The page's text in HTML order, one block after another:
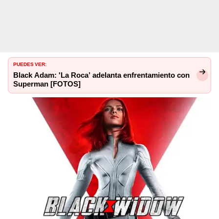
PUEDES VER:
Black Adam: 'La Roca’ adelanta enfrentamiento con
Superman [FOTOS]